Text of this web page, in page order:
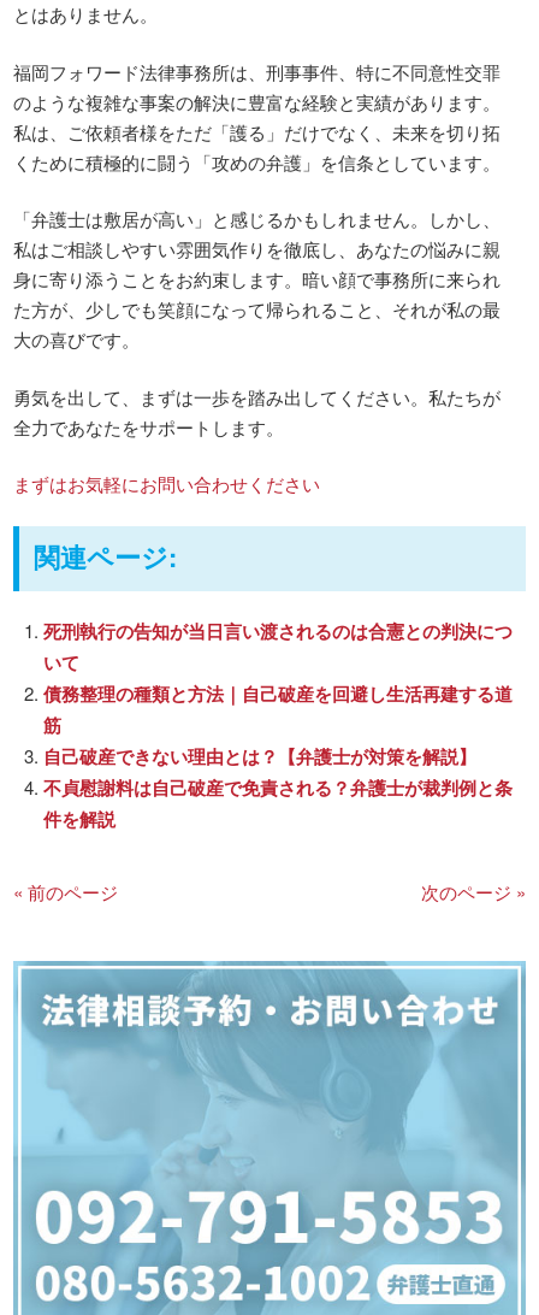
とはありません。
福岡フォワード法律事務所は、刑事事件、特に不同意性交罪
のような複雑な事案の解決に豊富な経験と実績があります。
私は、ご依頼者様をただ「護る」だけでなく、未来を切り拓
くために積極的に闘う「攻めの弁護」を信条としています。
「弁護士は敷居が高い」と感じるかもしれません。しかし、
私はご相談しやすい雰囲気作りを徹底し、あなたの悩みに親
身に寄り添うことをお約束します。暗い顔で事務所に来られ
た方が、少しでも笑顔になって帰られること、それが私の最
大の喜びです。
勇気を出して、まずは一歩を踏み出してください。私たちが
全力であなたをサポートします。
まずはお気軽にお問い合わせください
関連ページ:
死刑執行の告知が当日言い渡されるのは合憲との判決につ
いて
債務整理の種類と方法｜自己破産を回避し生活再建する道
筋
自己破産できない理由とは？【弁護士が対策を解説】
不貞慰謝料は自己破産で免責される？弁護士が裁判例と条
件を解説
« 前のページ 次のページ »